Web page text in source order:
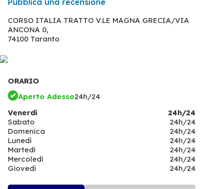
CORSO ITALIA TRATTO V.LE MAGNA GRECIA/VIA
ANCONA 0,
74100 Taranto
ORARIO
Aperto Adesso24h/24
Venerdì
24h/24
Sabato
24h/24
Domenica
24h/24
Lunedì
24h/24
Martedì
24h/24
Mercoledì
24h/24
Giovedì
24h/24